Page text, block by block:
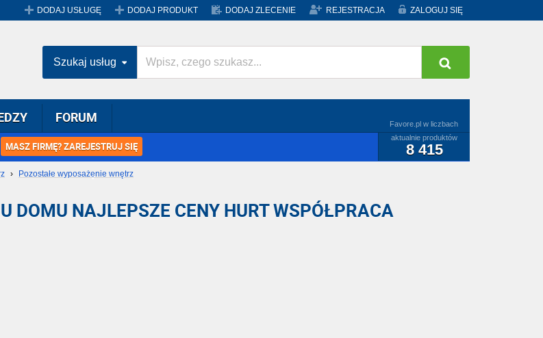
DODAJ USŁUGĘ DODAJ PRODUKT DODAJ ZLECENIE REJESTRACJA ZALOGUJ SIĘ
MASZ FIRMĘ? ZAREJESTRUJ SIĘ
Favore.pl w liczbach
aktualnie produktów
8 415
FORUM
Szukaj usług
› Pozostałe wyposażenie wnętrz
DOMU NAJLEPSZE CENY HURT WSPÓŁPRACA